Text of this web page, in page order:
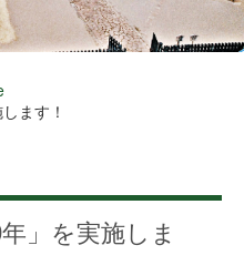
ます！
」を実施しま